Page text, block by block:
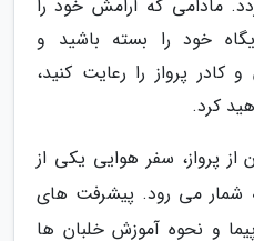
مادامی که آرامش خود را
خود را بسته باشید و
کادر پرواز را رعایت کنید،
کرد.
پرواز، سفر هوایی یکی از
شمار می رود. پیشرفت های
و نحوه آموزش خلبان ها